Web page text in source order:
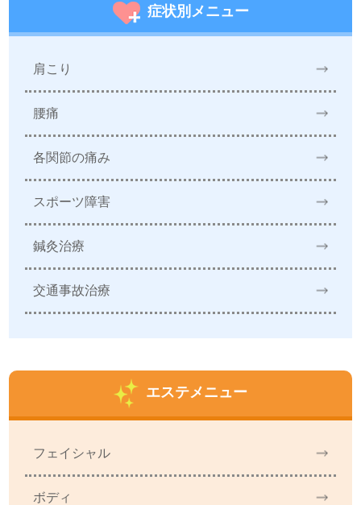
症状別メニュー
肩こり
腰痛
各関節の痛み
スポーツ障害
鍼灸治療
交通事故治療
エステメニュー
フェイシャル
ボディ